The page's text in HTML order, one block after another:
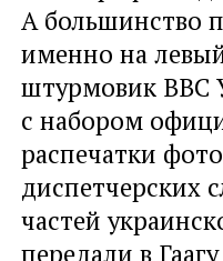
А большинство
именно на
штурмовик ВВС
с набором
распечатки
диспетчерских
частей
передали в